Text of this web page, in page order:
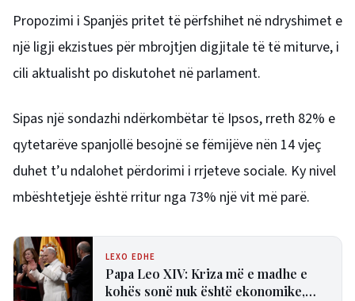
Propozimi i Spanjës pritet të përfshihet në ndryshimet e
një ligji ekzistues për mbrojtjen digjitale të të miturve, i
cili aktualisht po diskutohet në parlament.
Sipas një sondazhi ndërkombëtar të Ipsos, rreth 82% e
qytetarëve spanjollë besojnë se fëmijëve nën 14 vjeç
duhet t’u ndalohet përdorimi i rrjeteve sociale. Ky nivel
mbështetjeje është rritur nga 73% një vit më parë.
LEXO EDHE
Papa Leo XIV: Kriza më e madhe e
kohës sonë nuk është ekonomike,